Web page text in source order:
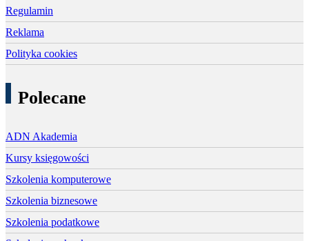
Regulamin
Reklama
Polityka cookies
Polecane
ADN Akademia
Kursy księgowości
Szkolenia komputerowe
Szkolenia biznesowe
Szkolenia podatkowe